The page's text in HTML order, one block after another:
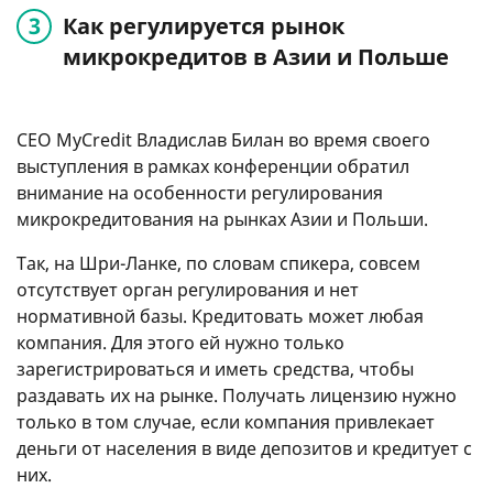
Как регулируется рынок
микрокредитов в Азии и Польше
CEO MyCredit Владислав Билан во время своего
выступления в рамках конференции обратил
внимание на особенности регулирования
микрокредитования на рынках Азии и Польши.
Так, на Шри-Ланке, по словам спикера, совсем
отсутствует орган регулирования и нет
нормативной базы. Кредитовать может любая
компания. Для этого ей нужно только
зарегистрироваться и иметь средства, чтобы
раздавать их на рынке. Получать лицензию нужно
только в том случае, если компания привлекает
деньги от населения в виде депозитов и кредитует с
них.